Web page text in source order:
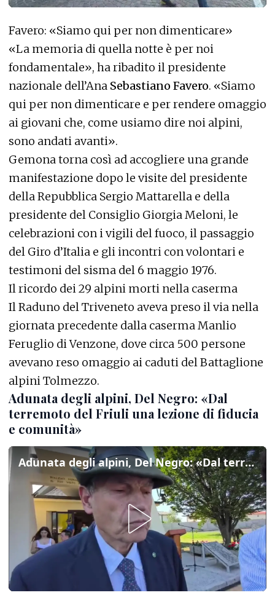
Favero: «Siamo qui per non dimenticare»
«La memoria di quella notte è per noi
fondamentale», ha ribadito il presidente
nazionale dell’Ana Sebastiano Favero. «Siamo
qui per non dimenticare e per rendere omaggio
ai giovani che, come usiamo dire noi alpini,
sono andati avanti».
Gemona torna così ad accogliere una grande
manifestazione dopo le visite del presidente
della Repubblica Sergio Mattarella e della
presidente del Consiglio Giorgia Meloni, le
celebrazioni con i vigili del fuoco, il passaggio
del Giro d’Italia e gli incontri con volontari e
testimoni del sisma del 6 maggio 1976.
Il ricordo dei 29 alpini morti nella caserma
Il Raduno del Triveneto aveva preso il via nella
giornata precedente dalla caserma Manlio
Feruglio di Venzone, dove circa 500 persone
avevano reso omaggio ai caduti del Battaglione
alpini Tolmezzo.
Adunata degli alpini, Del Negro: «Dal
terremoto del Friuli una lezione di fiducia
e comunità»
Adunata degli alpini, Del Negro: «Dal terremoto del Friuli una lezione di fiducia e comunità»